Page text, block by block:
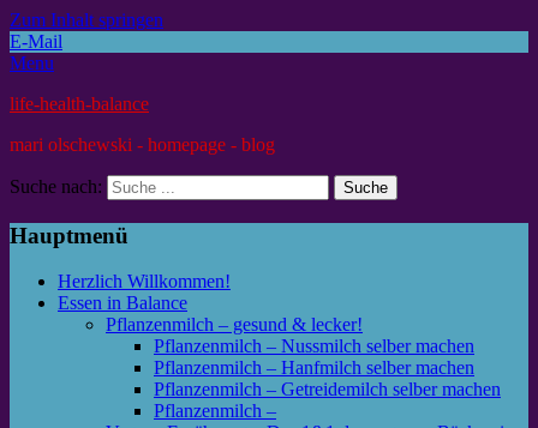
Zum Inhalt springen
E-Mail
Menu
life-health-balance
mari olschewski - homepage - blog
Suche nach:
Hauptmenü
Herzlich Willkommen!
Essen in Balance
Pflanzenmilch – gesund & lecker!
Pflanzenmilch – Nussmilch selber machen
Pflanzenmilch – Hanfmilch selber machen
Pflanzenmilch – Getreidemilch selber machen
Pflanzenmilch –